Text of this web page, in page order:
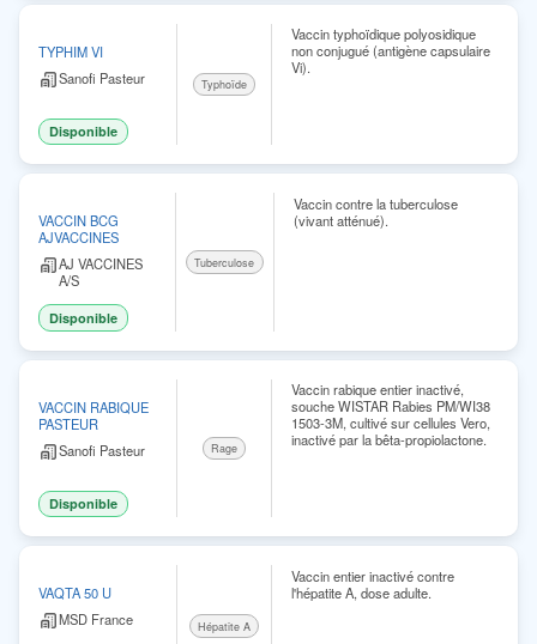
TYPHIM VI
Sanofi Pasteur
Disponible
Typhoïde
Vaccin typhoïdique polyosidique
non conjugué (antigène capsulaire
Vi).
VACCIN BCG
AJVACCINES
AJ VACCINES
A/S
Disponible
Tuberculose
Vaccin contre la tuberculose
(vivant atténué).
VACCIN RABIQUE
PASTEUR
Sanofi Pasteur
Disponible
Rage
Vaccin rabique entier inactivé,
souche WISTAR Rabies PM/WI38
1503-3M, cultivé sur cellules Vero,
inactivé par la bêta-propiolactone.
VAQTA 50 U
MSD France
Hépatite A
Vaccin entier inactivé contre
l'hépatite A, dose adulte.